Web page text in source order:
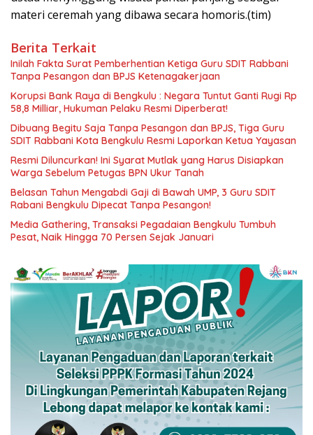
materi ceremah yang dibawa secara homoris.(tim)
Berita Terkait
Inilah Fakta Surat Pemberhentian Ketiga Guru SDIT Rabbani
Tanpa Pesangon dan BPJS Ketenagakerjaan
Korupsi Bank Raya di Bengkulu : Negara Tuntut Ganti Rugi Rp
58,8 Milliar, Hukuman Pelaku Resmi Diperberat!
Dibuang Begitu Saja Tanpa Pesangon dan BPJS, Tiga Guru
SDIT Rabbani Kota Bengkulu Resmi Laporkan Ketua Yayasan
Resmi Diluncurkan! Ini Syarat Mutlak yang Harus Disiapkan
Warga Sebelum Petugas BPN Ukur Tanah
Belasan Tahun Mengabdi Gaji di Bawah UMP, 3 Guru SDIT
Rabani Bengkulu Dipecat Tanpa Pesangon!
Media Gathering, Transaksi Pegadaian Bengkulu Tumbuh
Pesat, Naik Hingga 70 Persen Sejak Januari